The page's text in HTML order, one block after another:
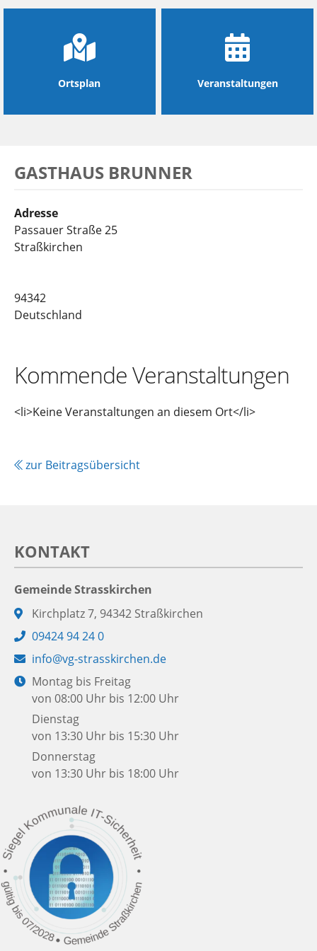
Ortsplan Veranstaltungen
GASTHAUS BRUNNER
Adresse
Passauer Straße 25
Straßkirchen
94342
Deutschland
Kommende Veranstaltungen
<li>Keine Veranstaltungen an diesem Ort</li>
zur Beitragsübersicht
KONTAKT
Gemeinde Strasskirchen
Adresse:
Kirchplatz 7, 94342 Straßkirchen
Telefon:
09424 94 24 0
E-
Mail:
info@vg-strasskirchen.de
Öffnungszeiten:
Montag bis Freitag
von 08:00 Uhr bis 12:00 Uhr
Dienstag
von 13:30 Uhr bis 15:30 Uhr
Donnerstag
von 13:30 Uhr bis 18:00 Uhr